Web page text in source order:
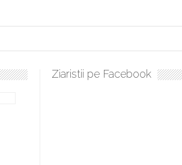
sculați, boieri mari! Sara Nukina are
Ziaristii pe Facebook